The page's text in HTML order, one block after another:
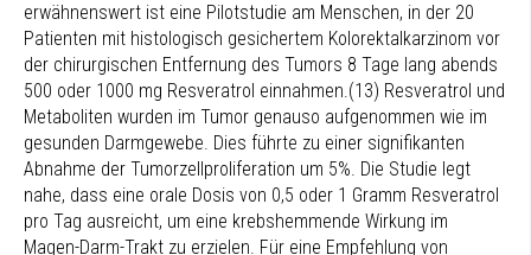
erwähnenswert ist eine Pilotstudie am Menschen, in der 20
Patienten mit histologisch gesichertem Kolorektalkarzinom vor
der chirurgischen Entfernung des Tumors 8 Tage lang abends
500 oder 1000 mg Resveratrol einnahmen.(13) Resveratrol und
Metaboliten wurden im Tumor genauso aufgenommen wie im
gesunden Darmgewebe. Dies führte zu einer signifikanten
Abnahme der Tumorzellproliferation um 5%. Die Studie legt
nahe, dass eine orale Dosis von 0,5 oder 1 Gramm Resveratrol
pro Tag ausreicht, um eine krebshemmende Wirkung im
Magen-Darm-Trakt zu erzielen. Für eine Empfehlung von